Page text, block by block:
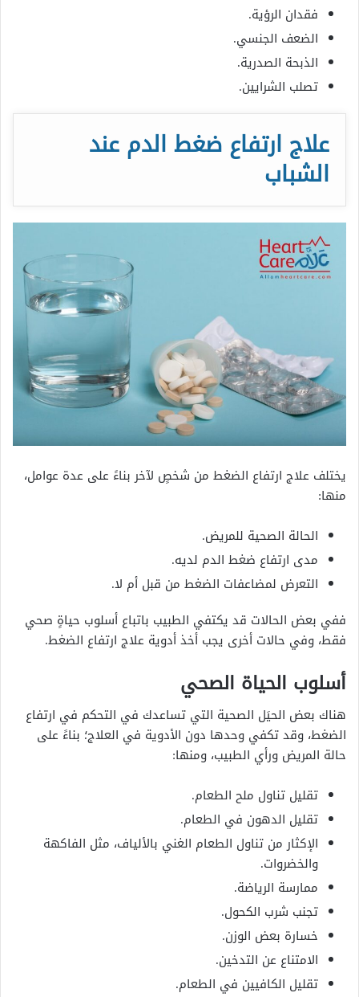
فقدان الرؤية.
الضعف الجنسي.
الذبحة الصدرية.
تصلب الشرايين.
علاج ارتفاع ضغط الدم عند
الشباب
يختلف علاج ارتفاع الضغط من شخصٍ لآخر بناءً على عدة عوامل،
منها:
الحالة الصحية للمريض.
مدى ارتفاع ضغط الدم لديه.
التعرض لمضاعفات الضغط من قبل أم لا.
ففي بعض الحالات قد يكتفي الطبيب باتباع أسلوب حياةٍ صحي
فقط، وفي حالات أخرى يجب أخذ أدوية علاج ارتفاع الضغط.
أسلوب الحياة الصحي
هناك بعض الحيَل الصحية التي تساعدك في التحكم في ارتفاع
الضغط، وقد تكفي وحدها دون الأدوية في العلاج؛ بناءً على
حالة المريض ورأي الطبيب، ومنها:
تقليل تناول ملح الطعام.
تقليل الدهون في الطعام.
الإكثار من تناول الطعام الغني بالألياف، مثل الفاكهة
والخضروات.
ممارسة الرياضة.
تجنب شرب الكحول.
خسارة بعض الوزن.
الامتناع عن التدخين.
تقليل الكافيين في الطعام.